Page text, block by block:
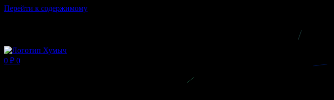
Перейти к содержимому
0 ₽ 0